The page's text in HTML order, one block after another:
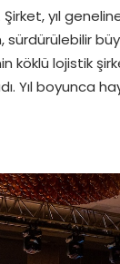
yıl
lojistik
Yıl boyunca